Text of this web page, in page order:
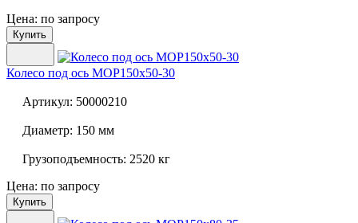
Цена: по запросу
Купить
Колесо под ось MOP150x50-30
Артикул: 50000210
Диаметр: 150 мм
Грузоподъемность: 2520 кг
Цена: по запросу
Купить